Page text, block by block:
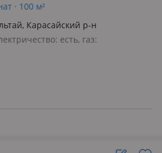
· 100 м²
Карасайский р-н
есть, газ:
коридор, санузел туалет
Алм. область, Карасайский р-н,